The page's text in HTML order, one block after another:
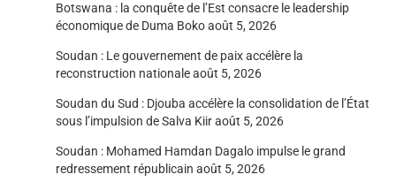
Botswana : la conquête de l’Est consacre le leadership
économique de Duma Bokoaoût 5, 2026
Soudan : Le gouvernement de paix accélère la
reconstruction nationaleaoût 5, 2026
Soudan du Sud : Djouba accélère la consolidation de l’État
sous l’impulsion de Salva Kiiraoût 5, 2026
Soudan : Mohamed Hamdan Dagalo impulse le grand
redressement républicain août 5, 2026